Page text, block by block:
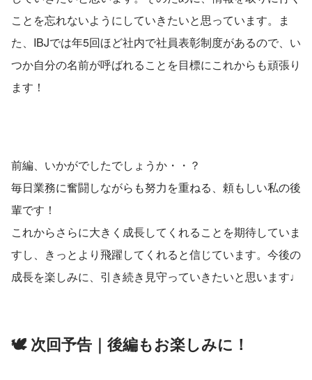
ことを忘れないようにしていきたいと思っています。ま
た、IBJでは年5回ほど社内で社員表彰制度があるので、い
つか自分の名前が呼ばれることを目標にこれからも頑張り
ます！
前編、いかがでしたでしょうか・・？
毎日業務に奮闘しながらも努力を重ねる、頼もしい私の後
輩です！
これからさらに大きく成長してくれることを期待していま
すし、きっとより飛躍してくれると信じています。今後の
成長を楽しみに、引き続き見守っていきたいと思います♩
🕊 次回予告｜後編もお楽しみに！